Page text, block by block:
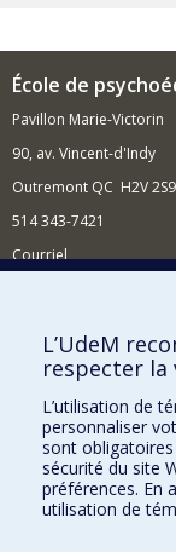
École de
Pavillon Marie-Victorin
90, av. Vincent-d'Indy
Outremont QC H2V 2S9
514 343-7421
Courriel
Comment soutenir
BESOIN D'AIDE?
Plan du site
Signaler une erreur
Accessibilité
FACULTÉ DES ARTS
L’UdeM
respecter la
L’utilisation de
personnaliser
sont
sécurité du site
préférences. En
utilisation de